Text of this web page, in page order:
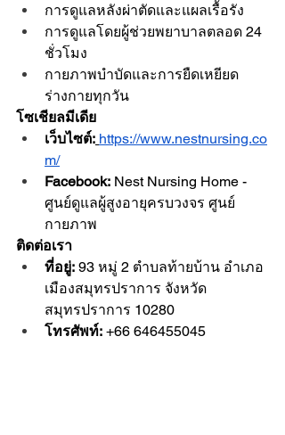
การดูแลหลังผ่าตัดและแผลเรื้อรัง
การดูแลโดยผู้ช่วยพยาบาลตลอด 24
ชั่วโมง
กายภาพบำบัดและการยืดเหยียด
ร่างกายทุกวัน
โซเชียลมีเดีย
เว็บไซต์: https://www.nestnursing.co
m/
Facebook: Nest Nursing Home -
ศูนย์ดูแลผู้สูงอายุครบวงจร ศูนย์
กายภาพ
ติดต่อเรา
ที่อยู่: 93 หมู่ 2 ตำบลท้ายบ้าน อำเภอ
เมืองสมุทรปราการ จังหวัด
สมุทรปราการ 10280
โทรศัพท์: +66 646455045